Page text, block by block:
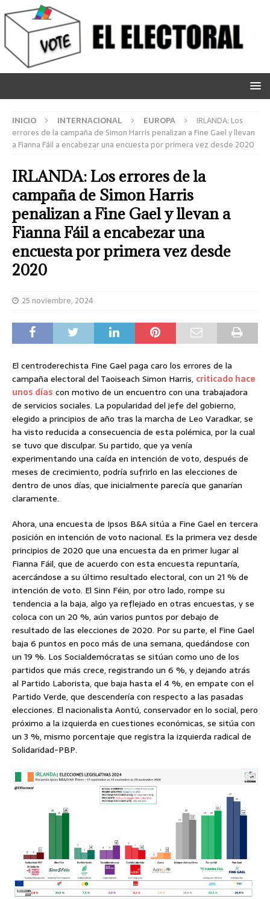
INICIO INTERNACIONAL EUROPA
IRLANDA: Los
errores de la campaña de Simon Harris penalizan a Fine Gael y llevan
a Fianna Fáil a encabezar una encuesta por primera vez desde 2020
IRLANDA: Los errores de la
campaña de Simon Harris
penalizan a Fine Gael y llevan a
Fianna Fáil a encabezar una
encuesta por primera vez desde
2020
25 noviembre, 2024
El centroderechista Fine Gael paga caro los errores de la
campaña electoral del Taoiseach Simon Harris, criticado hace
unos días con motivo de un encuentro con una trabajadora
de servicios sociales. La popularidad del jefe del gobierno,
elegido a principios de año tras la marcha de Leo Varadkar, se
ha visto reducida a consecuencia de esta polémica, por la cual
se tuvo que disculpar. Su partido, que ya venía
experimentando una caída en intención de voto, después de
meses de crecimiento, podría sufrirlo en las elecciones de
dentro de unos días, que inicialmente parecía que ganarían
claramente.
Ahora, una encuesta de Ipsos B&A sitúa a Fine Gael en tercera
posición en intención de voto nacional. Es la primera vez desde
principios de 2020 que una encuesta da en primer lugar al
Fianna Fáil, que de acuerdo con esta encuesta repuntaría,
acercándose a su último resultado electoral, con un 21 % de
intención de voto. El Sinn Féin, por otro lado, rompe su
tendencia a la baja, algo ya reflejado en otras encuestas, y se
coloca con un 20 %, aún varios puntos por debajo de
resultado de las elecciones de 2020. Por su parte, el Fine Gael
baja 6 puntos en poco más de una semana, quedándose con
un 19 %. Los Socialdemócratas se sitúan como uno de los
partidos que más crece, registrando un 6 %, y dejando atrás
al Partido Laborista, que baja hasta el 4 %, en empate con el
Partido Verde, que descendería con respecto a las pasadas
elecciones. El nacionalista Aontú, conservador en lo social, pero
próximo a la izquierda en cuestiones económicas, se sitúa con
un 3 %, mismo porcentaje que registra la izquierda radical de
Solidaridad-PBP.